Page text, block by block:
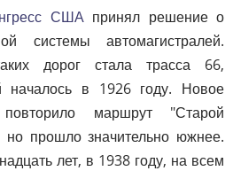
СШАпринял решение о
системы автомагистралей.
дорог стала трасса 66,
началось в 1926 году. Новое
маршрут "Старой
но прошло значительно южнее.
лет, в 1938 году, на всем